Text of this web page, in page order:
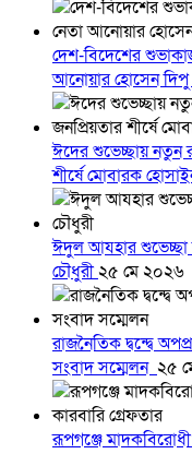
দেশ-বিদেশের
আনোয়ার হোসেন দিপু
ঈদের শুভেচ্ছায় নতুন
শীর্ষে মোবারক
ঈদুল আযহার শুভেচ্ছা
চৌধুরী২৫ মে ২০২৬
রাজনৈতিক দ্বন্দ্বে
সংবাদ সম্মেলন ‎ ২৫
রূপগঞ্জে